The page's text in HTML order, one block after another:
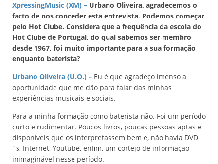
XpressingMusic (XM) – Urbano Oliveira, agradecemos o
facto de nos conceder esta entrevista. Podemos começar
pelo Hot Clube. Considera que a frequência da escola do
Hot Clube de Portugal, do qual sabemos ser membro
desde 1967, foi muito importante para a sua formação
enquanto baterista?
Urbano Oliveira (U.O.) – Eu é que agradeço imenso a
oportunidade que me dão para falar das minhas
experiências musicais e sociais.
Para a minha formação como baterista não. Foi um período
curto e rudimentar. Poucos livros, poucas pessoas aptas e
disponíveis que os interpretassem bem e, não havia DVD
´s, Internet, Youtube, enfim, um cortejo de informação
inimaginável nesse período.